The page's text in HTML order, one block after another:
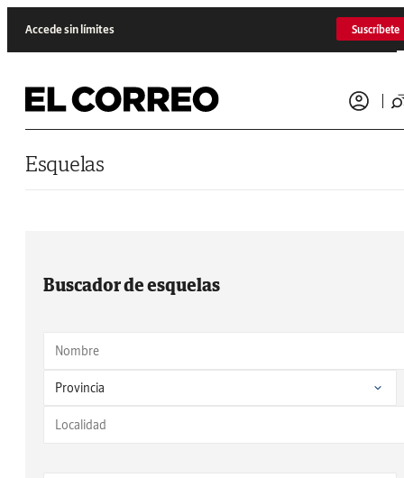
Accede sin límites Suscríbete
Esquelas
Buscador de esquelas